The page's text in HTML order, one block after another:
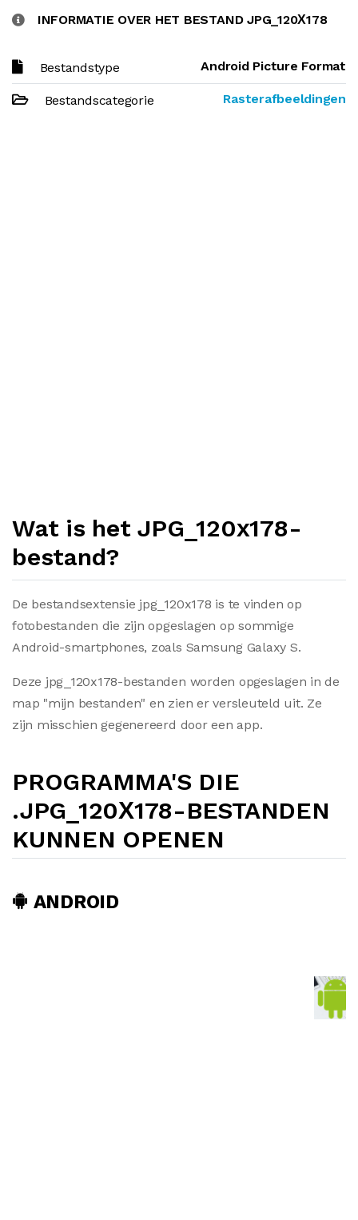
INFORMATIE OVER HET BESTAND JPG_120Х178
Bestandstype Android Picture Format
Bestandscategorie Rasterafbeeldingen
Wat is het JPG_120х178-
bestand?
De bestandsextensie jpg_120x178 is te vinden op
fotobestanden die zijn opgeslagen op sommige
Android-smartphones, zoals Samsung Galaxy S.
Deze jpg_120x178-bestanden worden opgeslagen in de
map "mijn bestanden" en zien er versleuteld uit. Ze
zijn misschien gegenereerd door een app.
PROGRAMMA'S DIE
.JPG_120Х178-BESTANDEN
KUNNEN OPENEN
ANDROID